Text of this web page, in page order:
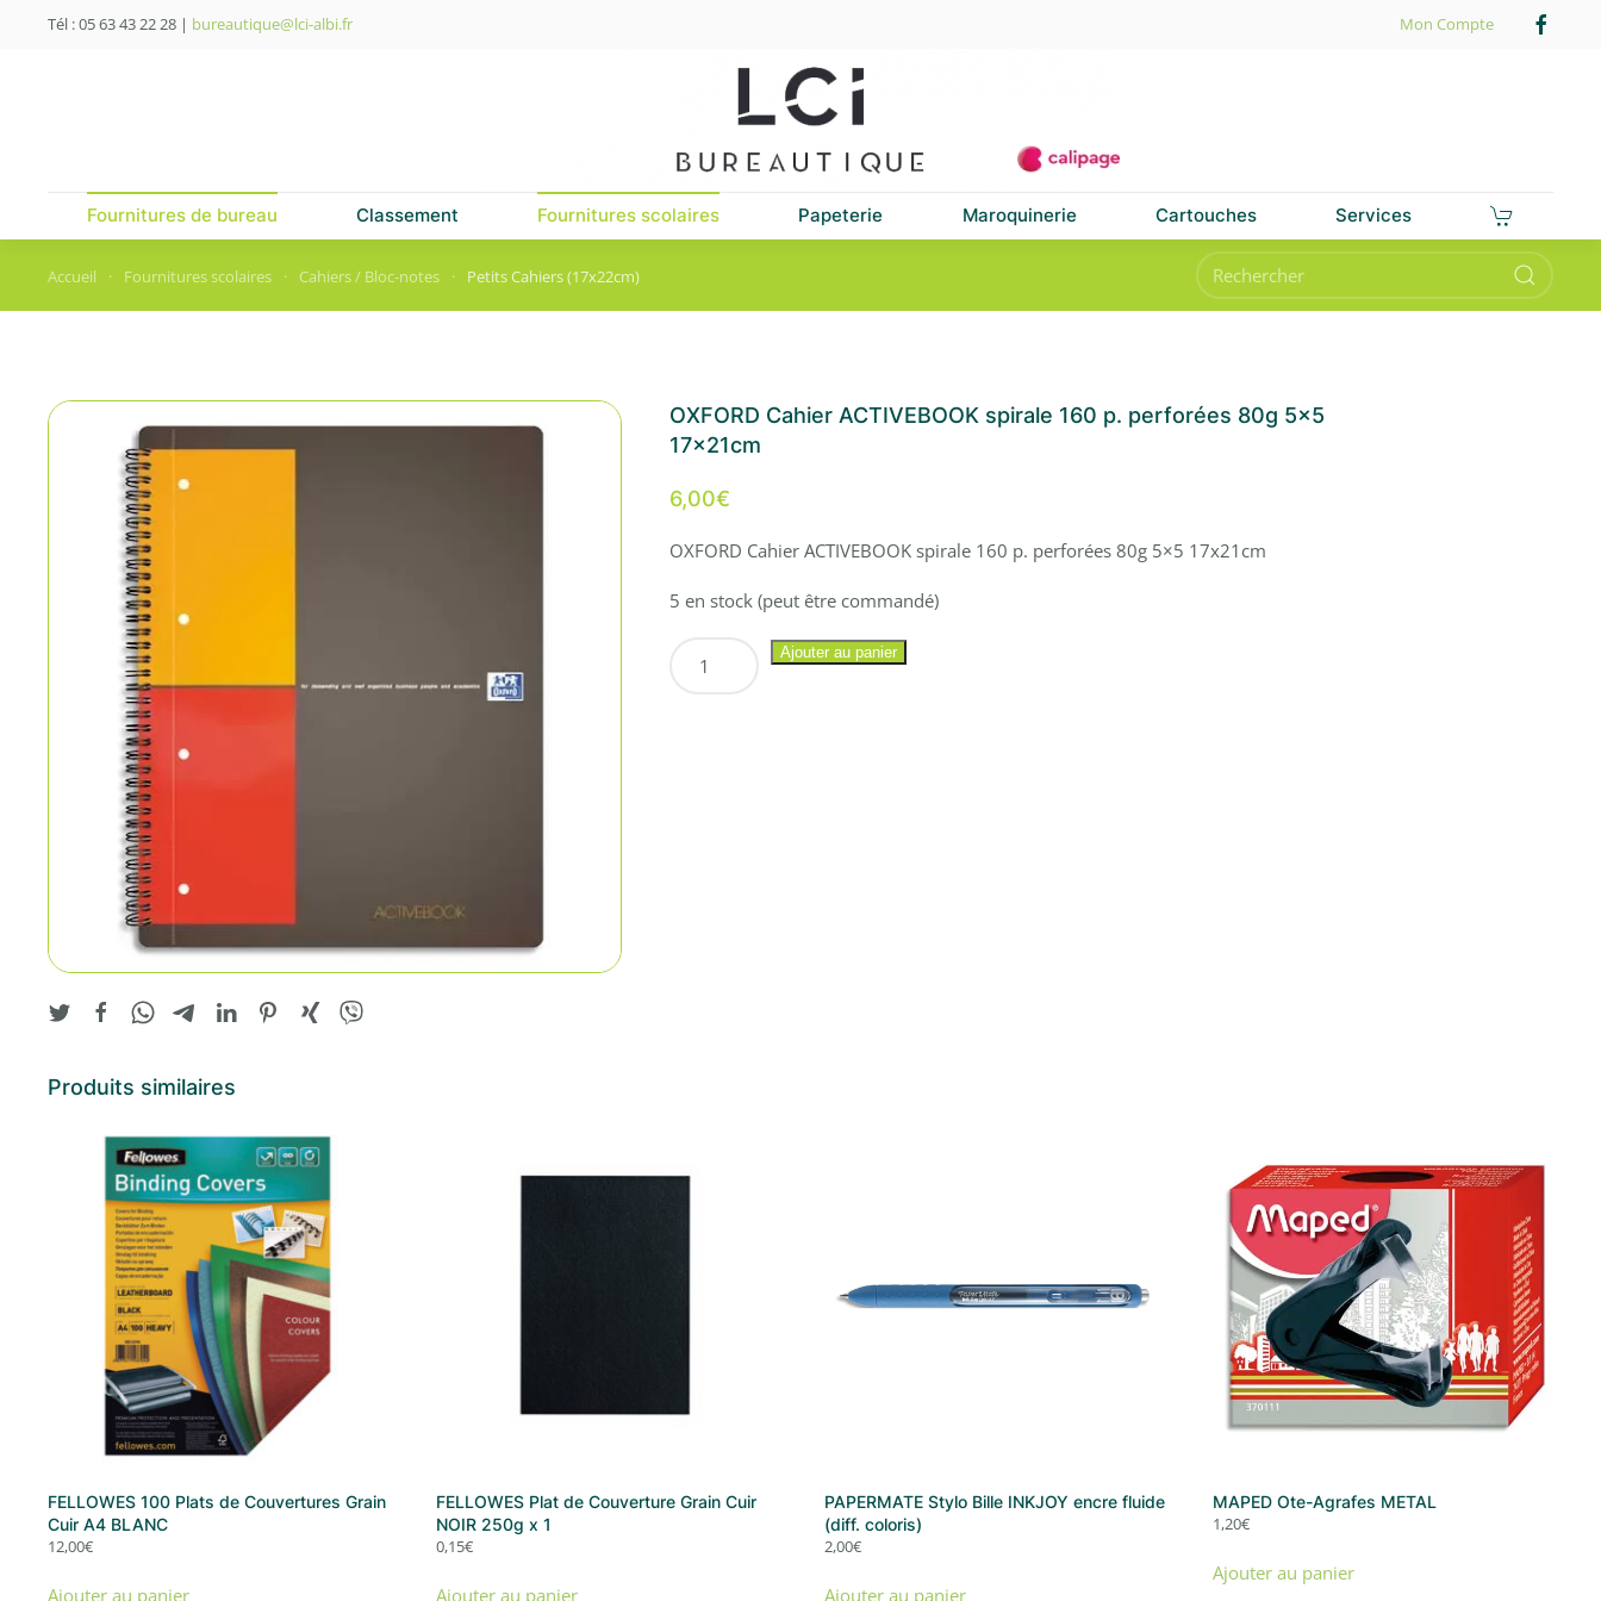
Tél : 05 63 43 22 28 | bureautique@lci-albi.fr Mon Compte
Fournitures de bureau Classement Fournitures scolaires Papeterie Maroquinerie Cartouches Services
Accueil Fournitures scolaires Cahiers / Bloc-notes Petits Cahiers (17x22cm)
OXFORD Cahier ACTIVEBOOK spirale 160 p. perforées 80g 5×5
17x21cm
6,00€
OXFORD Cahier ACTIVEBOOK spirale 160 p. perforées 80g 5×5 17x21cm
5 en stock (peut être commandé)
Ajouter au panier
Produits similaires
FELLOWES 100 Plats de Couvertures Grain
Cuir A4 BLANC
12,00€
Ajouter au panier
FELLOWES Plat de Couverture Grain Cuir
NOIR 250g x 1
0,15€
Ajouter au panier
PAPERMATE Stylo Bille INKJOY encre fluide
(diff. coloris)
2,00€
Ajouter au panier
MAPED Ote-Agrafes METAL
1,20€
Ajouter au panier